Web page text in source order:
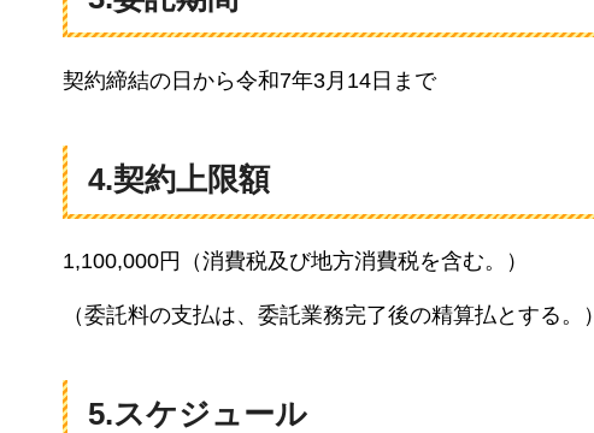
契約締結の日から令和7年3月14日まで
4.契約上限額
1,100,000円（消費税及び地方消費税を含む。）
（委託料の支払は、委託業務完了後の精算払とする。）
5.スケジュール